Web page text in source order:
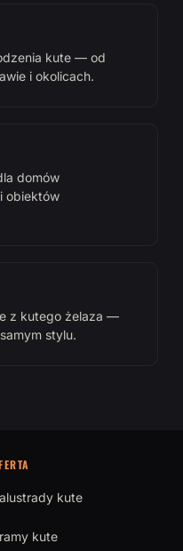
kute — od
i okolicach.
domów
obiektów
z kutego żelaza —
stylu.
kute
kute